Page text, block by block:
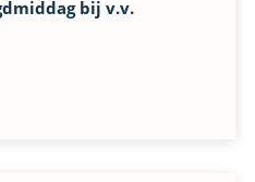
bij v.v.